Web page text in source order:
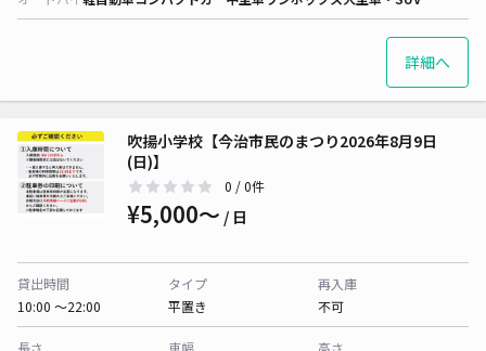
詳細へ
吹揚小学校【今治市民のまつり2026年8月9日
(日)】
0 / 0件
¥5,000〜 / 日
貸出時間
10:00 〜22:00
タイプ
平置き
再入庫
不可
長さ
車幅
高さ